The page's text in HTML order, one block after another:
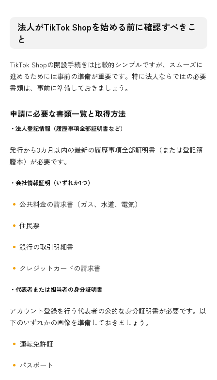
法人がTikTok Shopを始める前に確認すべきこ
と
TikTok Shopの開設手続きは比較的シンプルですが、スムーズに
進めるためには事前の準備が重要です。特に法人ならではの必要
書類は、事前に準備しておきましょう。
申請に必要な書類一覧と取得方法
・法人登記情報（履歴事項全部証明書など）
発行から3カ月以内の最新の履歴事項全部証明書（または登記簿
謄本）が必要です。
・会社情報証明（いずれか1つ）
公共料金の請求書（ガス、水道、電気）
住民票
銀行の取引明細書
クレジットカードの請求書
・代表者または担当者の身分証明書
アカウント登録を行う代表者の公的な身分証明書が必要です。以
下のいずれかの画像を準備しておきましょう。
運転免許証
パスポート